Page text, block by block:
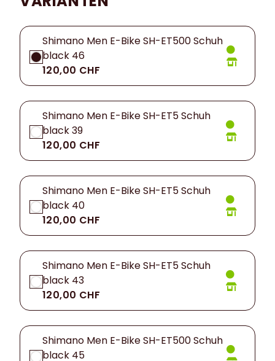
Shimano Men E-Bike SH-ET500 Schuh
black 46
120,00 CHF
Shimano Men E-Bike SH-ET5 Schuh
black 39
120,00 CHF
Shimano Men E-Bike SH-ET5 Schuh
black 40
120,00 CHF
Shimano Men E-Bike SH-ET5 Schuh
black 43
120,00 CHF
Shimano Men E-Bike SH-ET500 Schuh
black 45